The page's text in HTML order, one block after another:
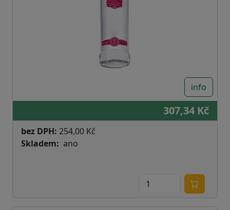
info
307,34 Kč
bez DPH: 254,00 Kč
Skladem
ano